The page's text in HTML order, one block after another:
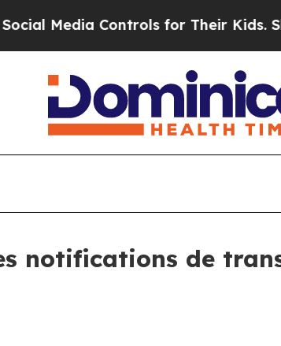
Controls for Their Kids. Should
notifications de